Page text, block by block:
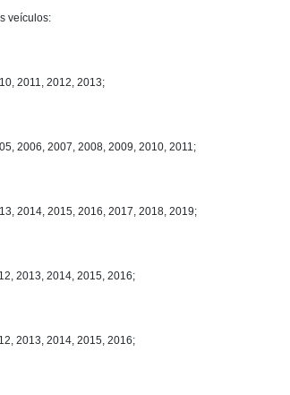
veículos:
2011, 2012, 2013;
2006, 2007, 2008, 2009, 2010, 2011;
2014, 2015, 2016, 2017, 2018, 2019;
2013, 2014, 2015, 2016;
2013, 2014, 2015, 2016;